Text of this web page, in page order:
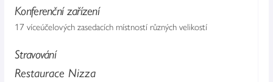
Konferenční zařízení
17 víceúčelových zasedacích místností různých velikostí
Stravování
Restaurace Nizza